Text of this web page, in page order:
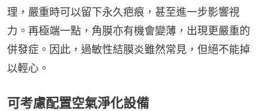
理，嚴重時可以留下永久疤痕，甚至進一步影響視
力。再極端一點，角膜亦有機會變薄，出現更嚴重的
併發症。因此，過敏性結膜炎雖然常見，但絕不能掉
以輕心。
可考慮配置空氣淨化設備